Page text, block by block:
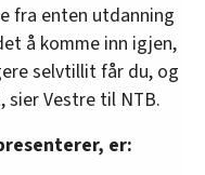
fra enten utdanning
å komme inn igjen,
selvtillit får du, og
Vestre til NTB.
er: